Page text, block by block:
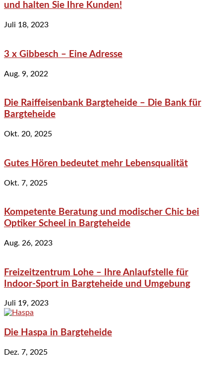
und halten Sie Ihre Kunden!
Juli 18, 2023
3 x Gibbesch – Eine Adresse
Aug. 9, 2022
Die Raiffeisenbank Bargteheide – Die Bank für
Bargteheide
Okt. 20, 2025
Gutes Hören bedeutet mehr Lebensqualität
Okt. 7, 2025
Kompetente Beratung und modischer Chic bei
Optiker Scheel in Bargteheide
Aug. 26, 2023
Freizeitzentrum Lohe – Ihre Anlaufstelle für
Indoor-Sport in Bargteheide und Umgebung
Juli 19, 2023
Die Haspa in Bargteheide
Dez. 7, 2025